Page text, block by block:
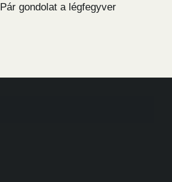
Pár gondolat a légfegyver